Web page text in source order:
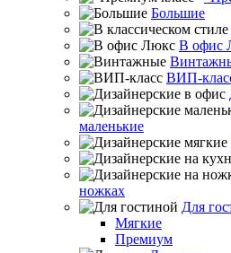
Большие
В офис
ВИП-
маленькие
ножках
Для
Мягкие
Премиум